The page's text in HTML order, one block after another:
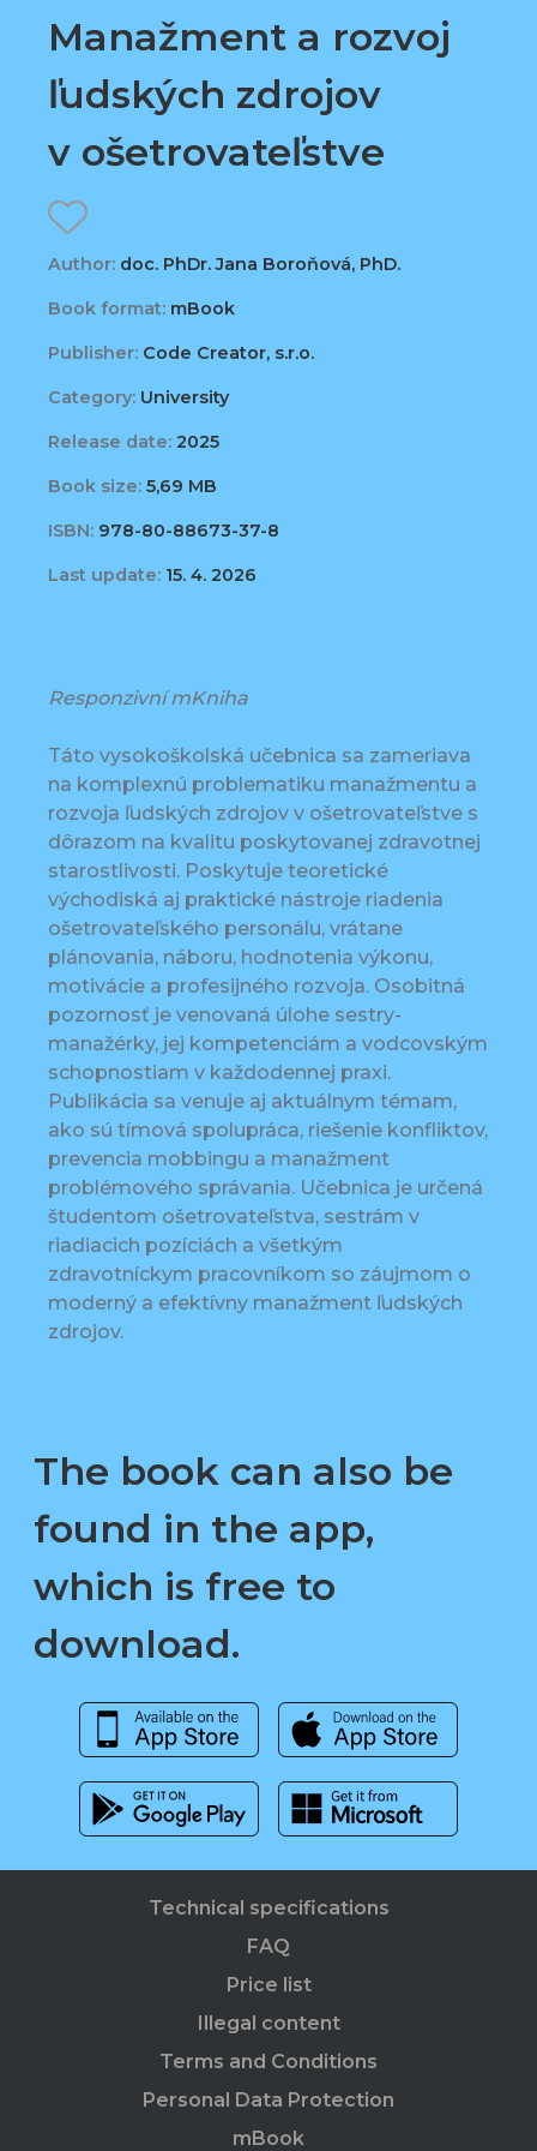
Manažment a rozvoj
ľudských zdrojov
v ošetrovateľstve
Author: doc. PhDr. Jana Boroňová, PhD.
Book format: mBook
Publisher: Code Creator, s.r.o.
Category: University
Release date: 2025
Book size: 5,69 MB
ISBN: 978-80-88673-37-8
Last update: 15. 4. 2026
Responzivní mKniha
Táto vysokoškolská učebnica sa zameriava
na komplexnú problematiku manažmentu a
rozvoja ľudských zdrojov v ošetrovateľstve s
dôrazom na kvalitu poskytovanej zdravotnej
starostlivosti. Poskytuje teoretické
východiská aj praktické nástroje riadenia
ošetrovateľského personálu, vrátane
plánovania, náboru, hodnotenia výkonu,
motivácie a profesijného rozvoja. Osobitná
pozornosť je venovaná úlohe sestry-
manažérky, jej kompetenciám a vodcovským
schopnostiam v každodennej praxi.
Publikácia sa venuje aj aktuálnym témam,
ako sú tímová spolupráca, riešenie konfliktov,
prevencia mobbingu a manažment
problémového správania. Učebnica je určená
študentom ošetrovateľstva, sestrám v
riadiacich pozíciách a všetkým
zdravotníckym pracovníkom so záujmom o
moderný a efektívny manažment ľudských
zdrojov.
The book can also be
found in the app,
which is free to
download.
Technical specifications
FAQ
Price list
Illegal content
Terms and Conditions
Personal Data Protection
mBook